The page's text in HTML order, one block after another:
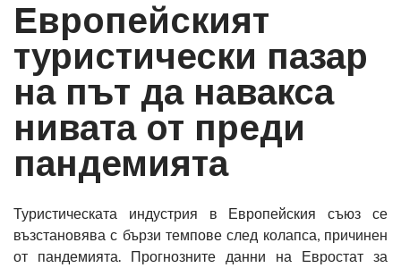
Европейският
туристически пазар
на път да навакса
нивата от преди
пандемията
Туристическата индустрия в Европейския съюз се
възстановява с бързи темпове след колапса, причинен
от пандемията. Прогнозните данни на Евростат за